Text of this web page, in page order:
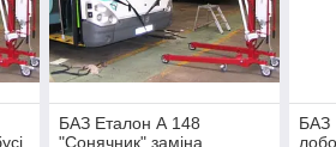
БАЗ Еталон А 148
"Сонячник" заміна
БАЗ